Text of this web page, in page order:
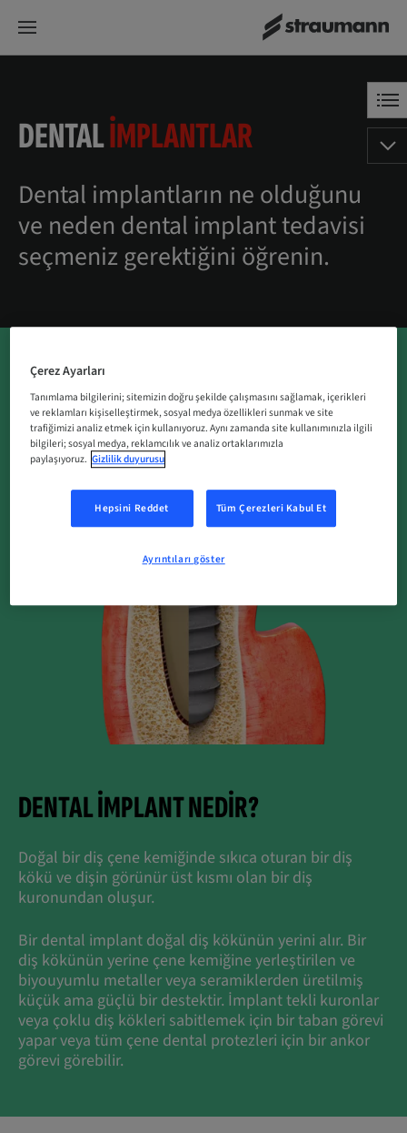
DENTALIMPLANTLAR
Dental implantların ne olduğunu
ve neden dental implant tedavisi
seçmeniz gerektiğini öğrenin.
DENTAL IMPLANT NEDIR?
Doğal bir diş çene kemiğinde sıkıca oturan bir diş
kökü ve dişin görünür üst kısmı olan bir diş
kuronundan oluşur.
Bir dental implant doğal diş kökünün yerini alır. Bir
diş kökünün yerine çene kemiğine yerleştirilen ve
biyouyumlu metaller veya seramiklerden üretilmiş
küçük ama güçlü bir destektir. İmplant tekli kuronlar
veya çoklu diş kökleri sabitlemek için bir taban görevi
yapar veya tüm çene dental protezleri için bir ankor
görevi görebilir.
Çerez Ayarları
Tanımlama bilgilerini; sitemizin doğru şekilde çalışmasını sağlamak, içerikleri
ve reklamları kişiselleştirmek, sosyal medya özellikleri sunmak ve site
trafiğimizi analiz etmek için kullanıyoruz. Aynı zamanda site kullanımınızla ilgili
bilgileri; sosyal medya, reklamcılık ve analiz ortaklarımızla
paylaşıyoruz. Gizlilik duyurusu
Hepsini Reddet Tüm Çerezleri Kabul Et
Ayrıntıları göster